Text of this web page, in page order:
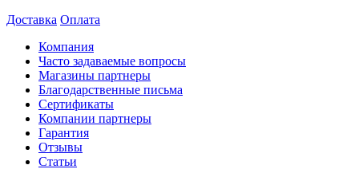
Доставка Оплата
Компания
Часто задаваемые вопросы
Магазины партнеры
Благодарственные письма
Сертификаты
Компании партнеры
Гарантия
Отзывы
Статьи